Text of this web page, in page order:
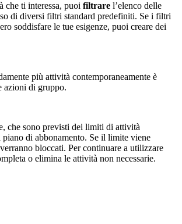
che ti interessa, puoi filtrare l’elenco delle
di diversi filtri standard predefiniti. Se i filtri
soddisfare le tue esigenze, puoi creare dei
più attività contemporaneamente è
azioni di gruppo.
che sono previsti dei limiti di attività
di abbonamento. Se il limite viene
bloccati. Per continuare a utilizzare
o elimina le attività non necessarie.